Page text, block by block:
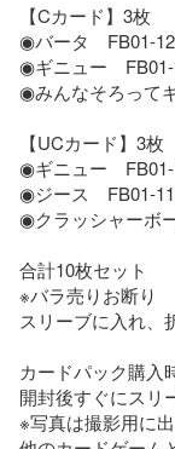
【Cカード】3枚
◉バータ　FB01-
◉ギニュー　
◉みんなそろって
【UCカード】3枚
◉ギニュー　
◉ジース　FB01-
◉クラッシャーボ
合計10枚セット
※バラ売りお断り
スリーブに入れ、
カードパック購入
開封後すぐにスリ
※写真は撮影用に